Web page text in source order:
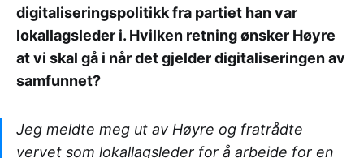
digitaliseringspolitikk fra partiet han var
lokallagsleder i. Hvilken retning ønsker Høyre
at vi skal gå i når det gjelder digitaliseringen av
samfunnet?
Jeg meldte meg ut av Høyre og fratrådte
vervet som lokallagsleder for å arbeide for en